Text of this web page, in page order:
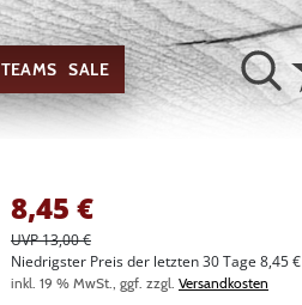
TEAMS SALE
8,45 €
UVP 13,00 €
Niedrigster Preis der letzten 30 Tage 8,45 €
inkl. 19 % MwSt., ggf. zzgl. Versandkosten